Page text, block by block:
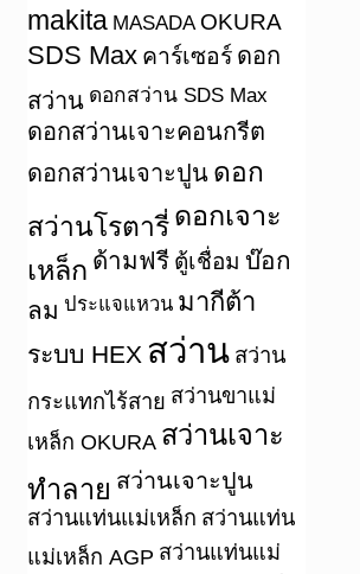
makita MASADA OKURA
SDS Max คาร์เซอร์ ดอก
สว่าน ดอกสว่าน SDS Max
ดอกสว่านเจาะคอนกรีต
ดอกสว่านเจาะปูน ดอก
สว่านโรตารี่ ดอกเจาะ
เหล็ก ด้ามฟรี ตู้เชื่อม บ๊อก
ลม ประแจแหวน มากีต้า
ระบบ HEX สว่าน สว่าน
กระแทกไร้สาย สว่านขาแม่
เหล็ก OKURA สว่านเจาะ
ทำลาย สว่านเจาะปูน
สว่านแท่นแม่เหล็ก สว่านแท่น
แม่เหล็ก AGP สว่านแท่นแม่